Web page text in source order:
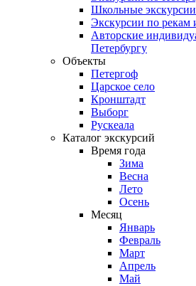
Школьные
Экскурсии по рекам
Авторские
Петербургу
Объекты
Петергоф
Царское село
Кронштадт
Выборг
Рускеала
Каталог экскурсий
Время года
Зима
Весна
Лето
Осень
Месяц
Январь
Февраль
Март
Апрель
Май